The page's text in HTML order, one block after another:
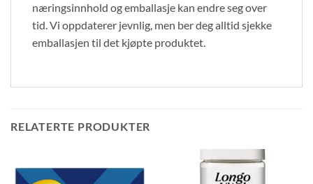
næringsinnhold og emballasje kan endre seg over
tid. Vi oppdaterer jevnlig, men ber deg alltid sjekke
emballasjen til det kjøpte produktet.
RELATERTE PRODUKTER